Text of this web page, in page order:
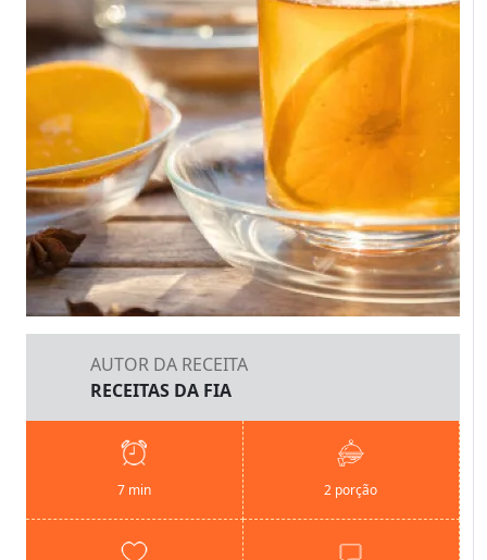
AUTOR DA RECEITA
RECEITAS DA FIA
7 min 2 porção